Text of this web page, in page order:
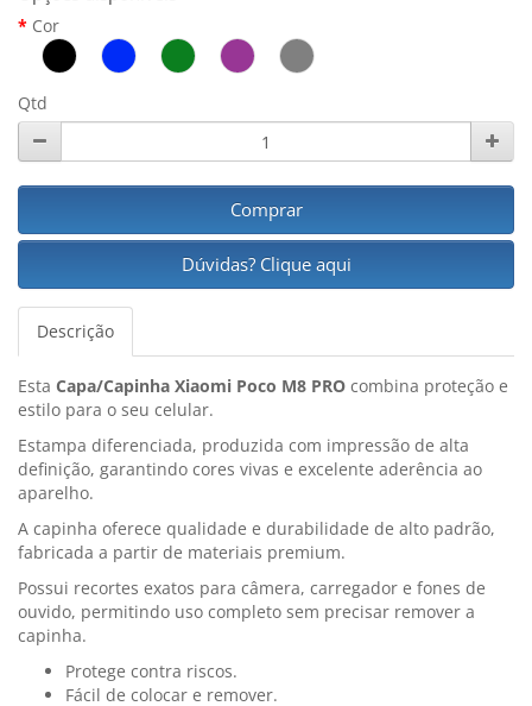
Cor
Qtd
Comprar
Dúvidas? Clique aqui
Descrição
Esta Capa/Capinha Xiaomi Poco M8 PRO combina proteção e
estilo para o seu celular.
Estampa diferenciada, produzida com impressão de alta
definição, garantindo cores vivas e excelente aderência ao
aparelho.
A capinha oferece qualidade e durabilidade de alto padrão,
fabricada a partir de materiais premium.
Possui recortes exatos para câmera, carregador e fones de
ouvido, permitindo uso completo sem precisar remover a
capinha.
Protege contra riscos.
Fácil de colocar e remover.